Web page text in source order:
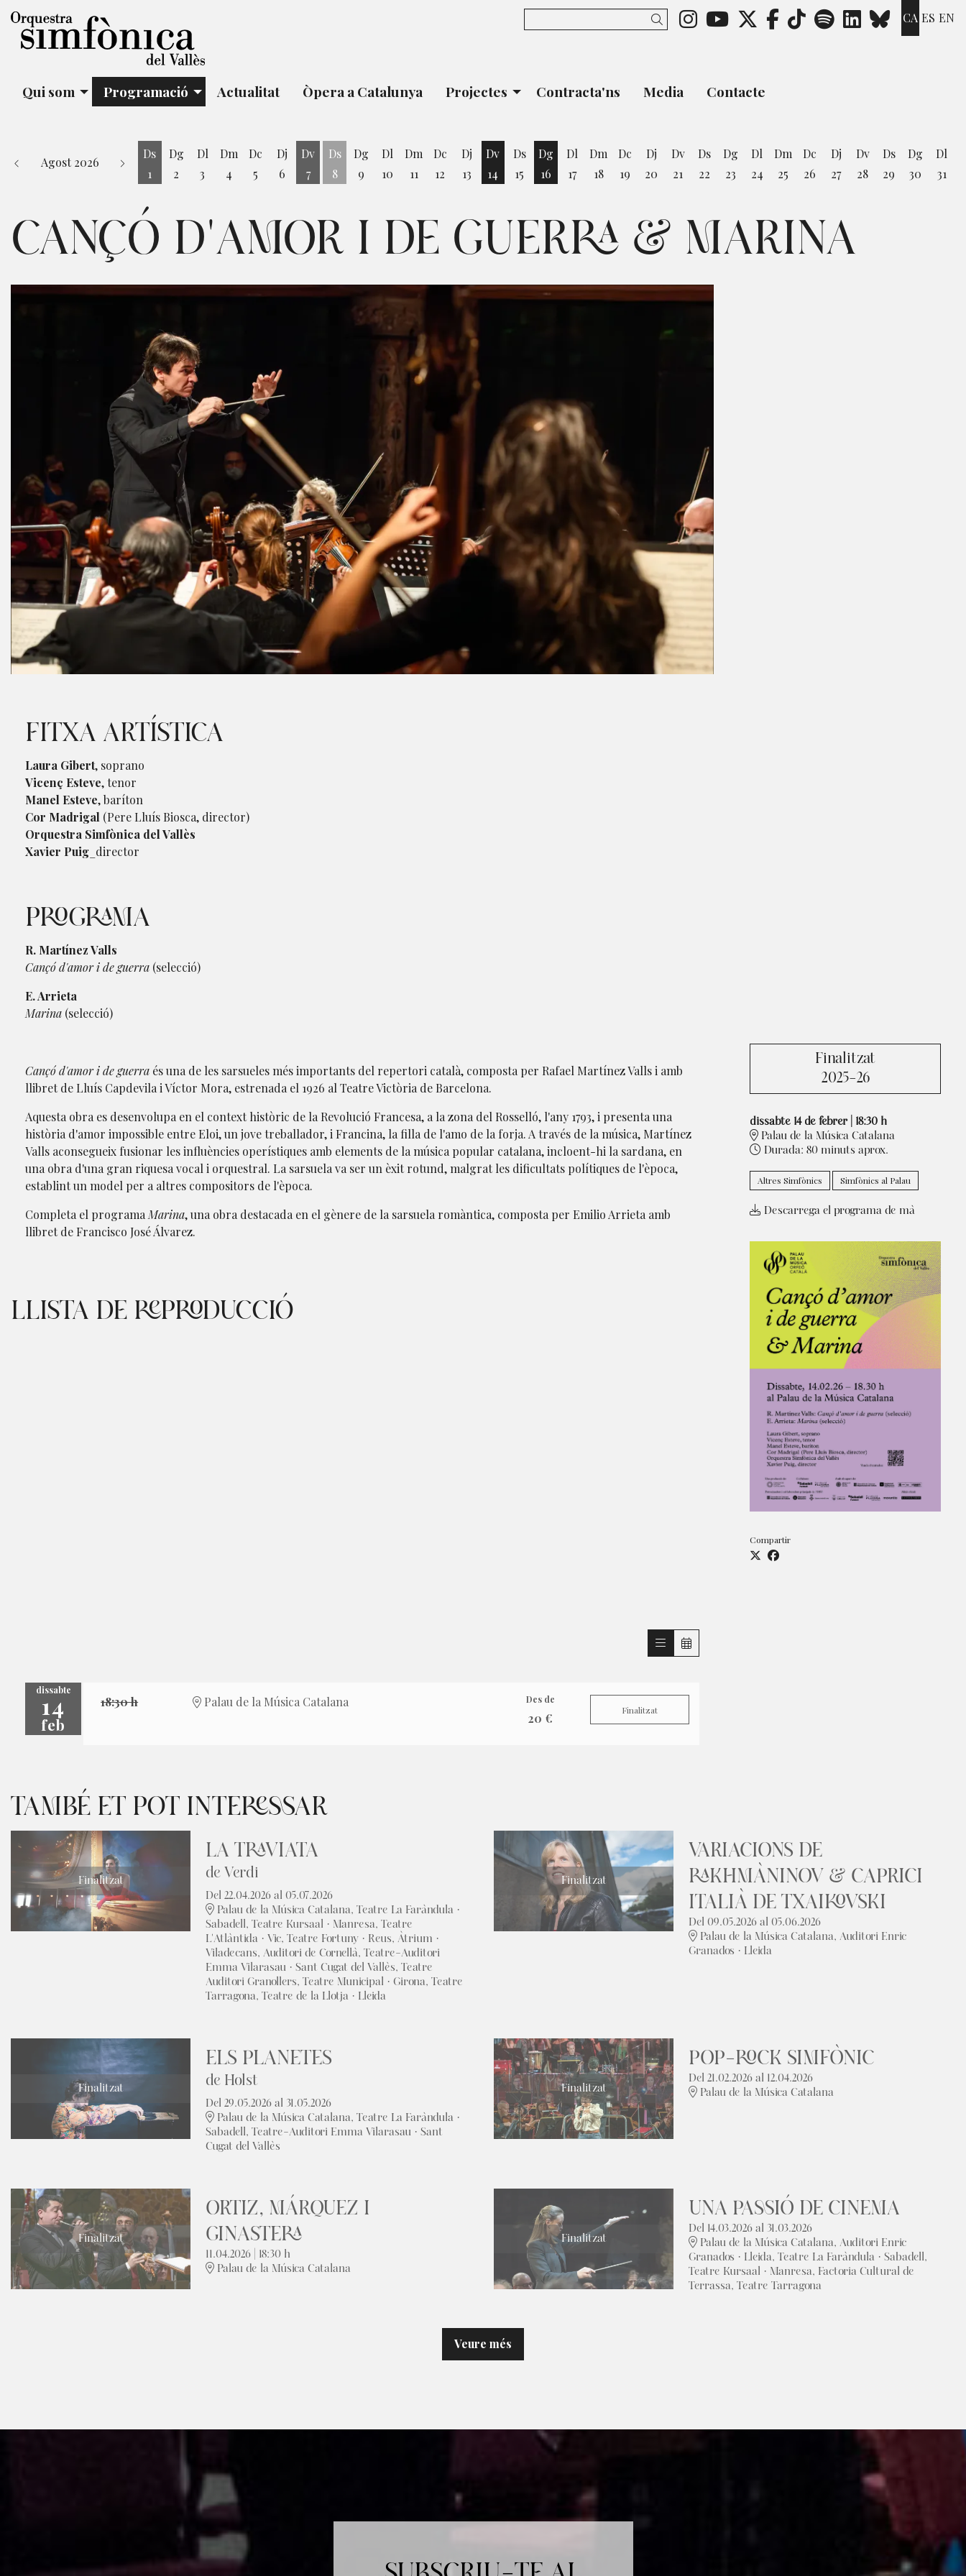
CA ES EN
Link a instagram
Link a youtube
Link a twitter
Link a facebook
Link a ticktok
Link a spotify
Link aLink a
Cercar
Qui som Programació Actualitat Òpera a Catalunya Projectes Contracta'ns Media Contacte
Agost 2026
Ds
1
Dg
2
Dl
3
Dm
4
Dc
5
Dj
6
Dv
7
Ds
8
Dg
9
Dl
10
Dm
11
Dc
12
Dj
13
Dv
14
Ds
15
Dg
16
Dl
17
Dm
18
Dc
19
Dj
20
Dv
21
Ds
22
Dg
23
Dl
24
Dm
25
Dc
26
Dj
27
Dv
28
Ds
29
Dg
30
Dl
31
CANÇÓ D'AMOR I DE GUERRA & MARINA
Finalitzat
2025-26
dissabte 14 de febrer| 18:30 h
Palau de la Música Catalana
Durada: 80 minuts aprox.
Altres Simfònics Simfònics al Palau
Descarrega el programa de mà
Compartir
FITXA ARTÍSTICA
Laura Gibert, soprano
Vicenç Esteve, tenor
Manel Esteve, baríton
Cor Madrigal (Pere Lluís Biosca, director)
Orquestra Simfònica del Vallès
Xavier Puig _director
PROGRAMA
R. Martínez Valls
Cançó d'amor i de guerra (selecció)
E. Arrieta
Marina (selecció)
Cançó d'amor i de guerra és una de les sarsueles més importants del repertori català, composta per Rafael Martínez Valls i amb
llibret de Lluís Capdevila i Víctor Mora, estrenada el 1926 al Teatre Victòria de Barcelona.
Aquesta obra es desenvolupa en el context històric de la Revolució Francesa, a la zona del Rosselló, l'any 1793, i presenta una
història d'amor impossible entre Eloi, un jove treballador, i Francina, la filla de l'amo de la forja. A través de la música, Martínez
Valls aconsegueix fusionar les influències operístiques amb elements de la música popular catalana, incloent-hi la sardana, en
una obra d'una gran riquesa vocal i orquestral. La sarsuela va ser un èxit rotund, malgrat les dificultats polítiques de l'època,
establint un model per a altres compositors de l'època.
Completa el programa Marina, una obra destacada en el gènere de la sarsuela romàntica, composta per Emilio Arrieta amb
llibret de Francisco José Álvarez.
LLISTA DE REPRODUCCIÓ
dissabte
14
feb
18:30 h Palau de la Música Catalana Des de
20 €
Finalitzat
TAMBÉ ET POT INTERESSAR
Finalitzat
LA TRAVIATA
de Verdi
Del 22.04.2026al 05.07.2026
Palau de la Música Catalana, Teatre La Faràndula ·
Sabadell, Teatre Kursaal · Manresa, Teatre
L'Atlàntida · Vic, Teatre Fortuny · Reus, Àtrium ·
Viladecans, Auditori de Cornellà, Teatre-Auditori
Emma Vilarasau · Sant Cugat del Vallès, Teatre
Auditori Granollers, Teatre Municipal · Girona, Teatre
Tarragona, Teatre de la Llotja · Lleida
Finalitzat
VARIACIONS DE
RAKHMÀNINOV & CAPRICI
ITALIÀ DE TXAIKOVSKI
Del 09.05.2026al 05.06.2026
Palau de la Música Catalana, Auditori Enric
Granados · Lleida
Finalitzat
ELS PLANETES
de Holst
Del 29.05.2026al 31.05.2026
Palau de la Música Catalana, Teatre La Faràndula ·
Sabadell, Teatre-Auditori Emma Vilarasau · Sant
Cugat del Vallès
Finalitzat
POP-ROCK SIMFÒNIC
Del 21.02.2026al 12.04.2026
Palau de la Música Catalana
Finalitzat
ORTIZ, MÁRQUEZ I
GINASTERA
11.04.2026|
18:30 h
Palau de la Música Catalana
Finalitzat
UNA PASSIÓ DE CINEMA
Del 14.03.2026al 31.03.2026
Palau de la Música Catalana, Auditori Enric
Granados · Lleida, Teatre La Faràndula · Sabadell,
Teatre Kursaal · Manresa, Factoria Cultural de
Terrassa, Teatre Tarragona
Veure més